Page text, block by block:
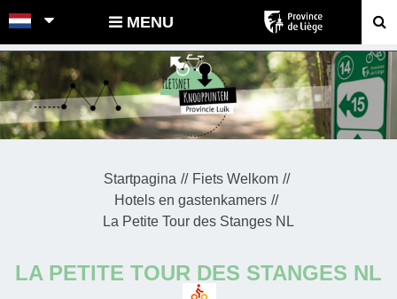
POINTS-NOEUDS MENU
Startpagina
Fiets Welkom
Hotels en gastenkamers
La Petite Tour des Stanges NL
LA PETITE TOUR DES STANGES NL